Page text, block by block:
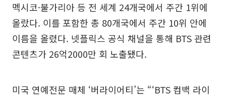
멕시코·불가리아 등 전 세계 24개국에서 주간 1위에
올랐다. 이를 포함한 총 80개국에서 주간 10위 안에
이름을 올렸다. 넷플릭스 공식 채널을 통해 BTS 관련
콘텐츠가 26억2000만 회 노출됐다.
미국 연예전문 매체 ‘버라이어티’는 “‘BTS 컴백 라이